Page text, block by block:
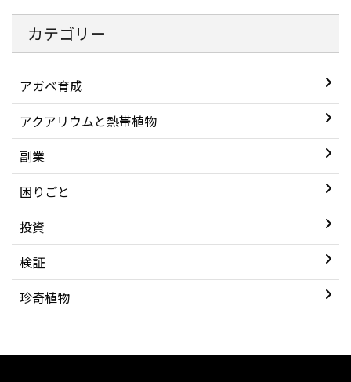
カテゴリー
アガベ育成
アクアリウムと熱帯植物
副業
困りごと
投資
検証
珍奇植物